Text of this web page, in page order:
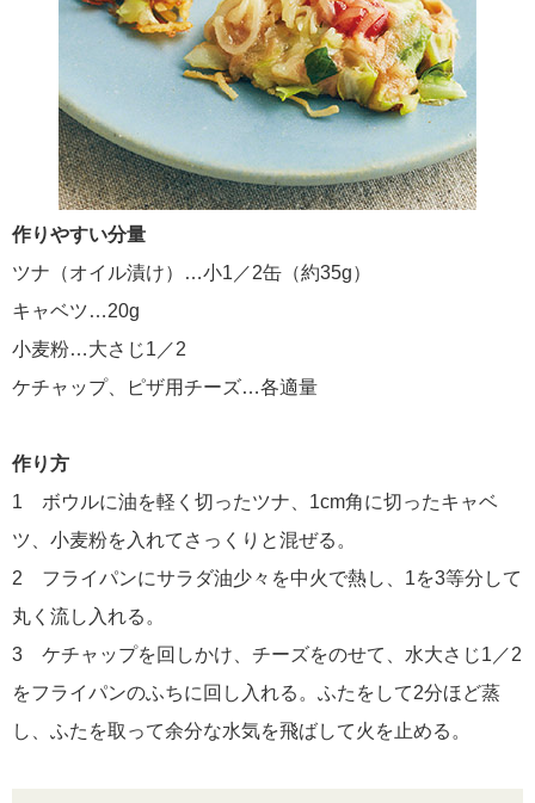
作りやすい分量
ツナ（オイル漬け）…小1／2缶（約35g）
キャベツ…20g
小麦粉…大さじ1／2
ケチャップ、ピザ用チーズ…各適量
作り方
1 ボウルに油を軽く切ったツナ、1cm角に切ったキャベ
ツ、小麦粉を入れてさっくりと混ぜる。
2 フライパンにサラダ油少々を中火で熱し、1を3等分して
丸く流し入れる。
3 ケチャップを回しかけ、チーズをのせて、水大さじ1／2
をフライパンのふちに回し入れる。ふたをして2分ほど蒸
し、ふたを取って余分な水気を飛ばして火を止める。